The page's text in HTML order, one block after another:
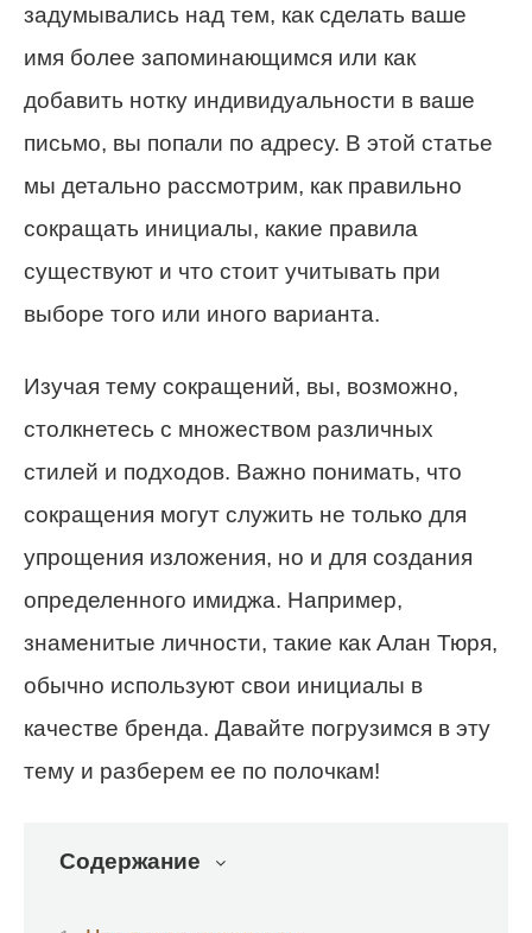
задумывались над тем, как сделать ваше
имя более запоминающимся или как
добавить нотку индивидуальности в ваше
письмо, вы попали по адресу. В этой статье
мы детально рассмотрим, как правильно
сокращать инициалы, какие правила
существуют и что стоит учитывать при
выборе того или иного варианта.
Изучая тему сокращений, вы, возможно,
столкнетесь с множеством различных
стилей и подходов. Важно понимать, что
сокращения могут служить не только для
упрощения изложения, но и для создания
определенного имиджа. Например,
знаменитые личности, такие как Алан Тюря,
обычно используют свои инициалы в
качестве бренда. Давайте погрузимся в эту
тему и разберем ее по полочкам!
Содержание